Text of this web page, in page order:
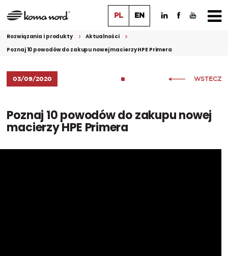
PL EN
Rozwiązania i produkty
Aktualności
Poznaj 10 powodów do zakupu nowej macierzy HPE Primera
03/09/2020 WSTECZ
Poznaj 10 powodów do zakupu nowej
macierzy HPE Primera